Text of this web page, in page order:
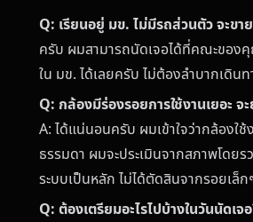
Q: เรียนอยู่ มข. ไม่มีรถส่วนตัว จะขา
ครับ ผมสามารถนัดเจอได้ที่คณะของ
ใน มข. ได้เลยครับ ไม่ต้องลำบากเดินท
Q: กล้องมีร่องรอยการใช้งานเยอะ จ
A: ได้แน่นอนครับ ผมเข้าใจว่ากล้องใ
ธรรมดา ผมจะประเมินจากสภาพโดยร
ระบบเป็นหลัก ไม่ได้ตัดสินจากรอยเล็
Q: ต้องเตรียมอะไรไปบ้างในวันนัดเจ